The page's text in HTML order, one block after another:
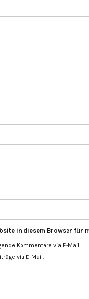
in diesem Browser für
Kommentare via E-Mail.
via E-Mail.